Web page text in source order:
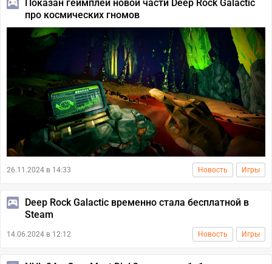
Показан геймплей новой части Deep Rock Galactic
про космических гномов
26.11.2024 в 14:33 Новость Игры
Deep Rock Galactic временно стала бесплатной в
Steam
14.06.2024 в 12:12 Новость Игры